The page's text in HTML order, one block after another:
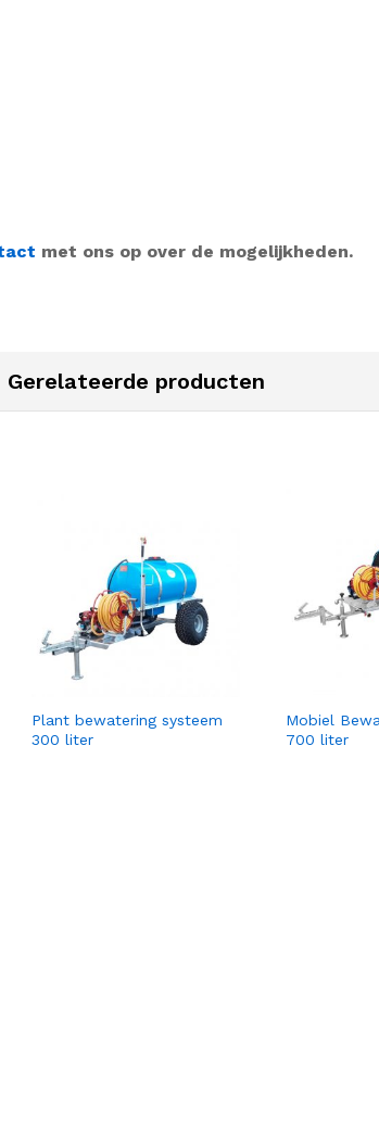
met ons op over de mogelijkheden.
Gerelateerde producten
Plant bewatering systeem
300 liter
Mobiel
700 liter